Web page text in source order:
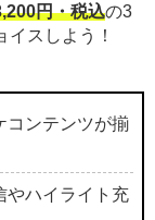
円・税込の3
スしよう！
コンテンツが揃
やハイライト充